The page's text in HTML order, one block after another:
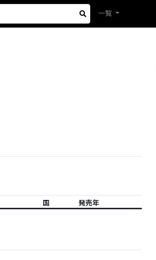
一覧
国
発売年